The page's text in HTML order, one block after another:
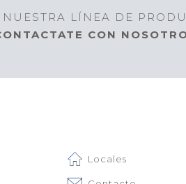
NUESTRA LÍNEA DE
CON
Locales